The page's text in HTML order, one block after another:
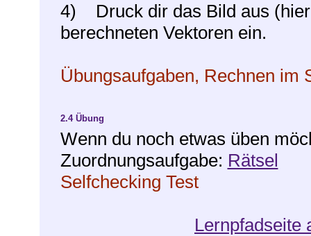
4) Druck dir das Bild aus
berechneten Vektoren ein.
Übungsaufgaben, Rechnen im
2.4 Übung
Wenn du noch etwas üben
Zuordnungsaufgabe: Rätsel
Selfchecking Test
Lernpfadseite